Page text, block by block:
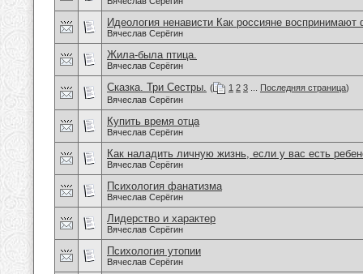
Идеология ненависти Как россияне
Вячеслав Серёгин
Жила-была птица.
Вячеслав Серёгин
Сказка. Три Сестры. ( 1 2 3 Последняя страница)
Вячеслав Серёгин
Купить время отца
Вячеслав Серёгин
Как наладить личную жизнь, если у вас есть
Вячеслав Серёгин
Психология фанатизма
Вячеслав Серёгин
Лидерство и характер
Вячеслав Серёгин
Психология утопии
Вячеслав Серёгин